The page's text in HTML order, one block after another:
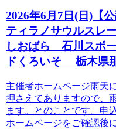
2026年6月7日(日)【公
ティラノサウルスレ
しおばら 石川スポ
ドくろいそ 栃木県
主催者ホームページ雨天
押さえてありますので、
ます。とのことです。申
ホームページをご確認後